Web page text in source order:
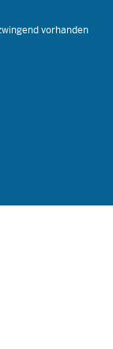
vorhanden